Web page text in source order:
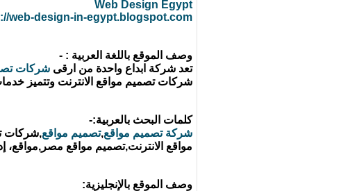
Web Design Egypt
web-design-in-egypt.blogspot.com
وصف الموقع باللغة العربية : -
تعد شركة ابداع واحدة من ارقى شركات
شركات تصميم مواقع الانترنت وتتميز
كلمات البحث بالعربية:-
شركة تصميم مواقع,تصميم مواقع,شركات
مواقع الانترنت,تصميم مواقع مصر,مواقع،
وصف الموقع بالإنجليزية: